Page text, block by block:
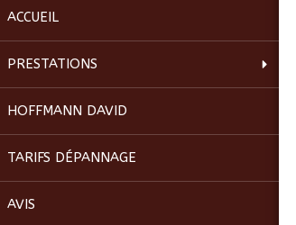
ACCUEIL
PRESTATIONS
HOFFMANN DAVID
TARIFS DÉPANNAGE
AVIS